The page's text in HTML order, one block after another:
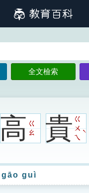
筆畫索引圖示
全文檢索
高ㄍ
ㄠ
貴ㄍ
ㄨ
ㄟ
ˋ
gāo guì